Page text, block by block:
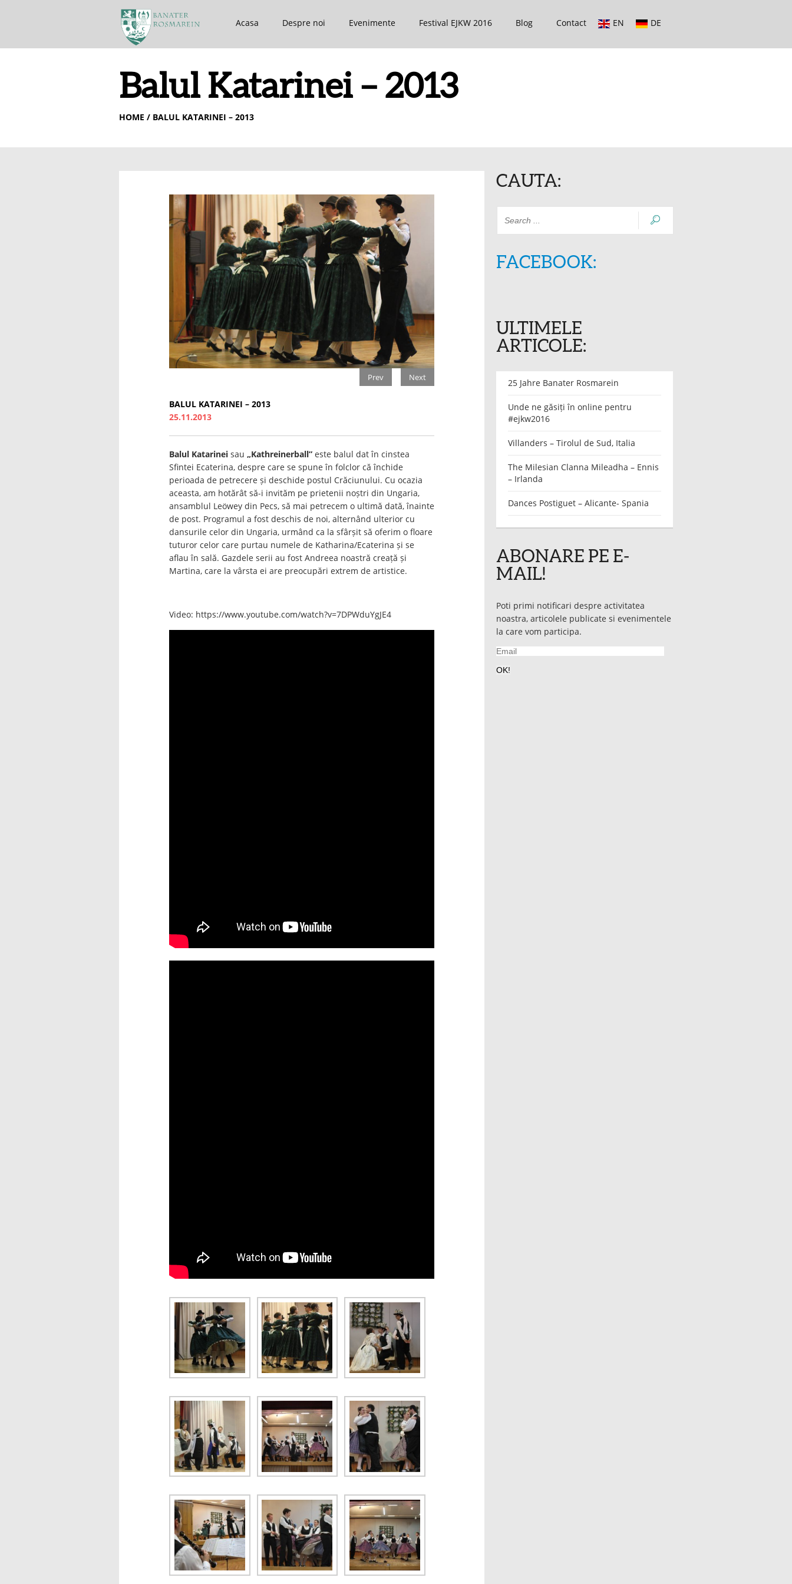
Acasa Despre noi Evenimente Festival EJKW 2016 Blog Contact EN DE
Balul Katarinei – 2013
HOME / BALUL KATARINEI – 2013
Prev Next
BALUL KATARINEI – 2013
25.11.2013
Balul Katarinei sau „Kathreinerball” este balul dat în cinstea
Sfintei Ecaterina, despre care se spune în folclor că închide
perioada de petrecere și deschide postul Crăciunului. Cu ocazia
aceasta, am hotărât să-i invităm pe prietenii noștri din Ungaria,
ansamblul Leöwey din Pecs, să mai petrecem o ultimă dată, înainte
de post. Programul a fost deschis de noi, alternând ulterior cu
dansurile celor din Ungaria, urmând ca la sfârșit să oferim o floare
tuturor celor care purtau numele de Katharina/Ecaterina și se
aflau în sală. Gazdele serii au fost Andreea noastră creață și
Martina, care la vârsta ei are preocupări extrem de artistice.
Video: https://www.youtube.com/watch?v=7DPWduYgJE4
CAUTA:
FACEBOOK:
ULTIMELE
ARTICOLE:
25 Jahre Banater Rosmarein
Unde ne găsiți în online pentru
#ejkw2016
Villanders – Tirolul de Sud, Italia
The Milesian Clanna Mileadha – Ennis
– Irlanda
Dances Postiguet – Alicante- Spania
ABONARE PE E-
MAIL!
Poti primi notificari despre activitatea
noastra, articolele publicate si evenimentele
la care vom participa.
Email
OK!